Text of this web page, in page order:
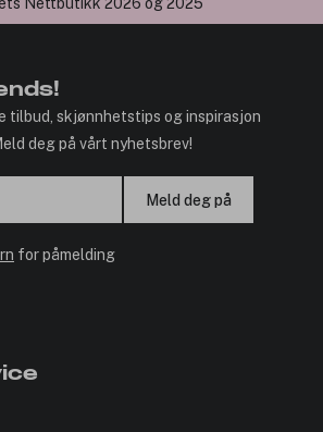
tilbud, skjønnhetstips og inspirasjon
deg på vårt nyhetsbrev!
Meld deg på
for påmelding